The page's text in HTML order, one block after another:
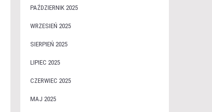
PAŹDZIERNIK 2025
WRZESIEŃ 2025
SIERPIEŃ 2025
LIPIEC 2025
CZERWIEC 2025
MAJ 2025